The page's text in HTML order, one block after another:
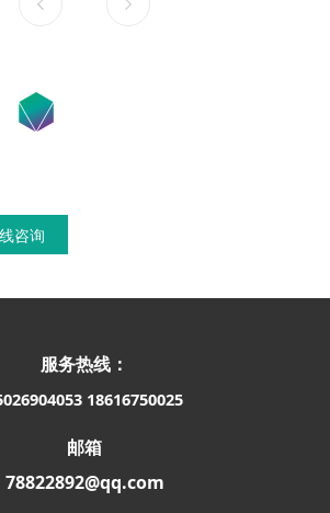
咨询
服务热线：
18616750025
邮箱
78822892@qq.com